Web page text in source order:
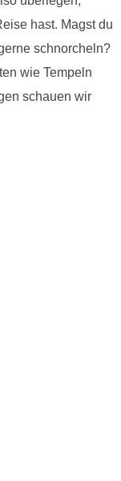
hast. Magst du
schnorcheln?
wie Tempeln
schauen wir